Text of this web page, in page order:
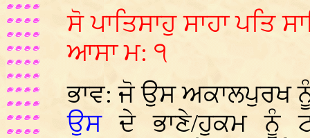
ਸੋ ਪਾਤਿਸਾਹੁ ਸਾਹਾ ਪਤਿ
ਆਸਾ ਮ: ੧
ਭਾਵ: ਜੋ ਉਸ ਅਕਾਲਪੁਰਖ
ਉਸਦੇ ਭਾਣੇ/ਹੁਕਮ ਨੂੰ